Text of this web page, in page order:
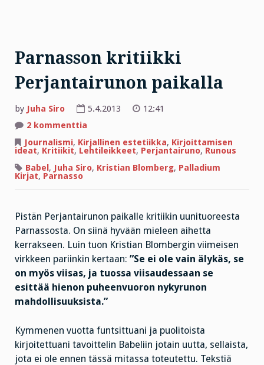
Parnasson kritiikki
Perjantairunon paikalla
by Juha Siro 5.4.2013
12:41
2 kommenttia
kritiikki
Perjantairunon
Journalismi, Kirjallinen estetiikka, Kirjoittamisen
ideat, Kritiikit, Lehtileikkeet, Perjantairuno, Runous
Babel, Juha Siro, Kristian Blomberg, Palladium
Kirjat, Parnasso
Pistän Perjantairunon paikalle kritiikin uunituoreesta
Parnassosta. On siinä hyvään mieleen aihetta
kerrakseen. Luin tuon Kristian Blombergin viimeisen
virkkeen pariinkin kertaan: ”Se ei ole vain älykäs, se
on myös viisas, ja tuossa viisaudessaan se
esittää hienon puheenvuoron nykyrunon
mahdollisuuksista.”
Kymmenen vuotta funtsittuani ja puolitoista
kirjoitettuani tavoittelin Babeliin jotain uutta, sellaista,
jota ei ole ennen tässä mitassa toteutettu. Tekstiä